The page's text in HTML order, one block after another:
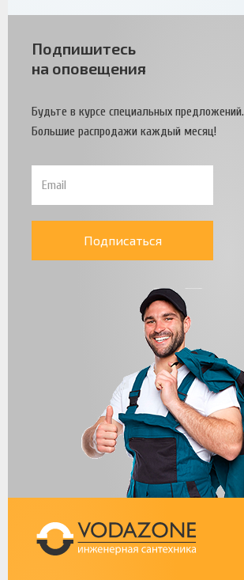
Подпишитесь
на оповещения
Будьте в курсе специальных предложений.
Большие распродажи каждый месяц!
Подписаться